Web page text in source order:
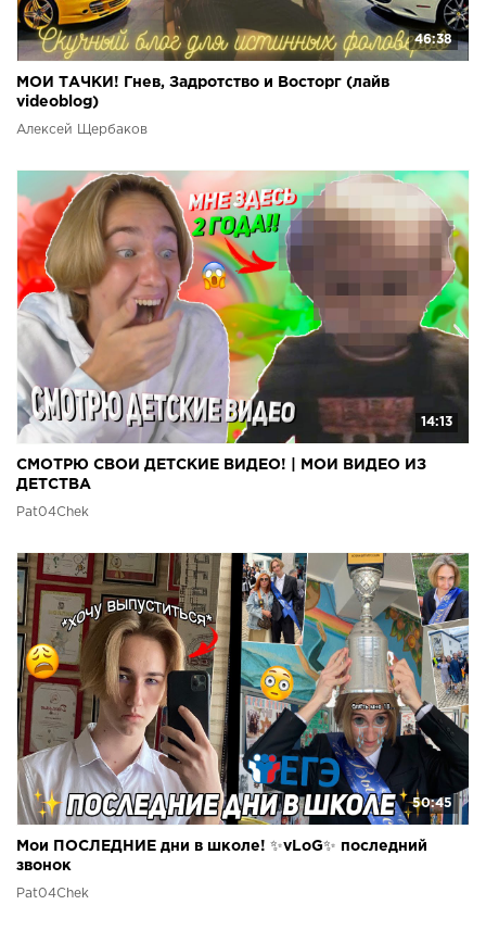
46:38
МОИ ТАЧКИ! Гнев, Задротство и Восторг (лайв
videoblog)
Алексей Щербаков
14:13
СМОТРЮ СВОИ ДЕТСКИЕ ВИДЕО! | МОИ ВИДЕО ИЗ
ДЕТСТВА
Pat04Chek
50:45
Мои ПОСЛЕДНИЕ дни в школе! ✨vLoG✨ последний
звонок
Pat04Chek